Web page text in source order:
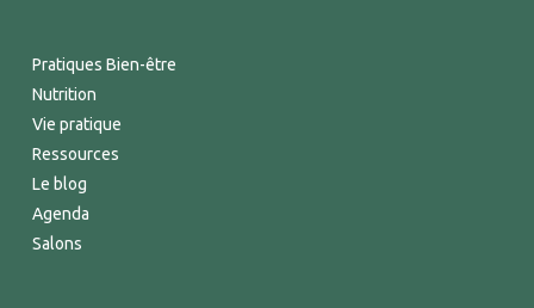
Pratiques Bien-être
Nutrition
Vie pratique
Ressources
Le blog
Agenda
Salons